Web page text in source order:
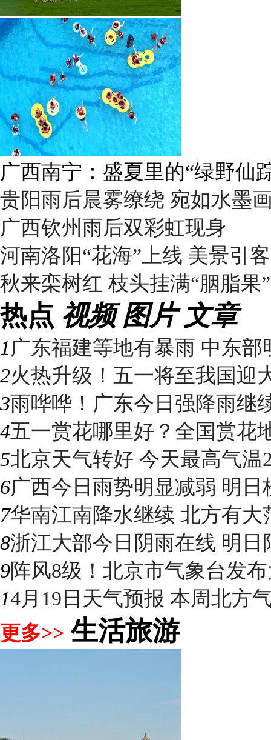
广西南宁：盛夏里的“绿野仙
贵阳雨后晨雾缭绕 宛如水墨
广西钦州雨后双彩虹现身
河南洛阳“花海”上线 美景引
秋来栾树红 枝头挂满“胭脂果”
热点 视频 图片 文章
1 广东福建等地有暴雨 中东部
2火热升级！五一将至我国迎
3雨哗哗！广东今日强降雨继
4五一赏花哪里好？全国赏花
5北京天气转好 今天最高气
6广西今日雨势明显减弱 明日
7华南江南降水继续 北方有大
8浙江大部今日阴雨在线 明日
9阵风8级！北京市气象台发
14月19日天气预报 本周北方
更多>> 生活旅游